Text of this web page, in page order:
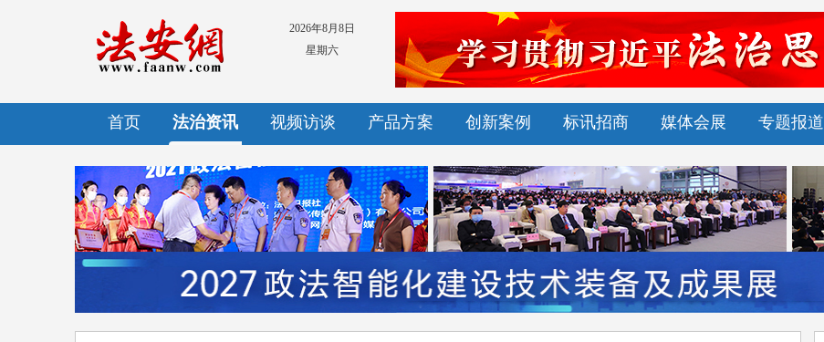
2026年8月8日
星期六
首页 法治资讯 视频访谈 产品方案 创新案例 标讯招商 媒体会展 专题报道